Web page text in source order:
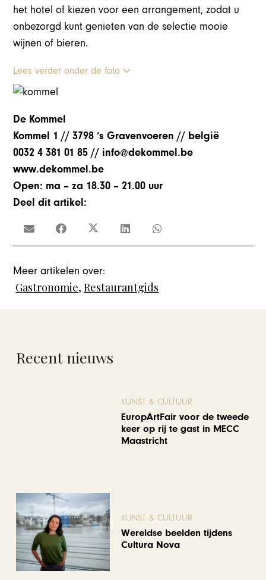
het hotel of kiezen voor een arrangement, zodat u
onbezorgd kunt genieten van de selectie mooie
wijnen of bieren.
Lees verder onder de foto
De Kommel
Kommel 1 // 3798 ‘s Gravenvoeren // belgië
0032 4 381 01 85 // info@dekommel.be
www.dekommel.be
Open: ma – za 18.30 – 21.00 uur
Deel dit artikel:
Meer artikelen over:
Gastronomie,Restaurantgids
Recent nieuws
KUNST & CULTUUR
EuropArtFair voor de tweede
keer op rij te gast in MECC
Maastricht
KUNST & CULTUUR
Wereldse beelden tijdens
Cultura Nova